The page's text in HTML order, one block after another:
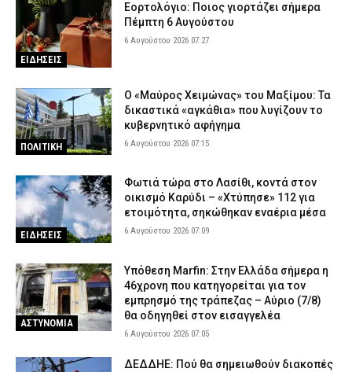
ΕΙΔΗΣΕΙΣ
Εορτολόγιο: Ποιος γιορτάζει σήμερα
Πέμπτη 6 Αυγούστου
6 Αυγούστου 2026 07:27
ΠΟΛΙΤΙΚΗ
Ο «Μαύρος Χειμώνας» του Μαξίμου: Τα
δικαστικά «αγκάθια» που λυγίζουν το
κυβερνητικό αφήγημα
6 Αυγούστου 2026 07:15
ΕΙΔΗΣΕΙΣ
Φωτιά τώρα στο Λασίθι, κοντά στον
οικισμό Καρύδι – «Χτύπησε» 112 για
ετοιμότητα, σηκώθηκαν εναέρια μέσα
6 Αυγούστου 2026 07:09
ΑΣΤΥΝΟΜΙΑ
Υπόθεση Marfin: Στην Ελλάδα σήμερα η
46χρονη που κατηγορείται για τον
εμπρησμό της τράπεζας – Αύριο (7/8)
θα οδηγηθεί στον εισαγγελέα
6 Αυγούστου 2026 07:05
ΔΕΔΔΗΕ: Πού θα σημειωθούν διακοπές